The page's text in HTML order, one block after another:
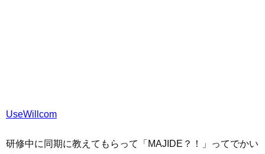
UseWillcom
研修中に同期に教えてもらって「MAJIDE？！」ってでかい